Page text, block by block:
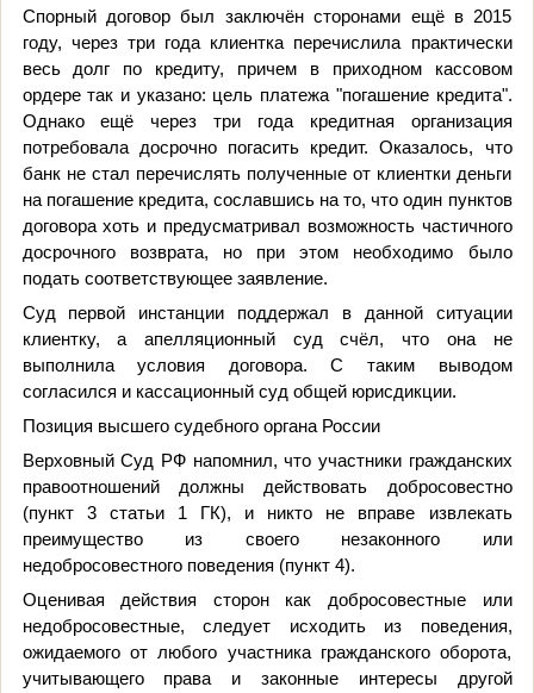
Спорный договор был заключён сторонами ещё в 2015
году, через три года клиентка перечислила практически
весь долг по кредиту, причем в приходном кассовом
ордере так и указано: цель платежа "погашение кредита".
Однако ещё через три года кредитная организация
потребовала досрочно погасить кредит. Оказалось, что
банк не стал перечислять полученные от клиентки деньги
на погашение кредита, сославшись на то, что один пунктов
договора хоть и предусматривал возможность частичного
досрочного возврата, но при этом необходимо было
подать соответствующее заявление.
Суд первой инстанции поддержал в данной ситуации
клиентку, а апелляционный суд счёл, что она не
выполнила условия договора. С таким выводом
согласился и кассационный суд общей юрисдикции.
Позиция высшего судебного органа России
Верховный Суд РФ напомнил, что участники гражданских
правоотношений должны действовать добросовестно
(пункт 3 статьи 1 ГК), и никто не вправе извлекать
преимущество из своего незаконного или
недобросовестного поведения (пункт 4).
Оценивая действия сторон как добросовестные или
недобросовестные, следует исходить из поведения,
ожидаемого от любого участника гражданского оборота,
учитывающего права и законные интересы другой